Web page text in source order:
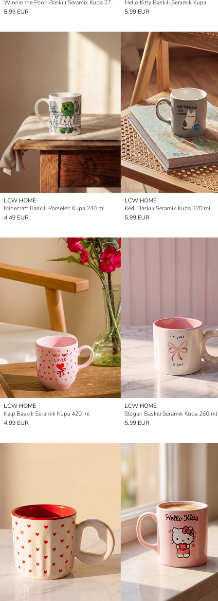
Winnie the Pooh Baskılı Seramik Kupa 270 ml
5.99 EUR
Hello Kitty Baskılı Seramik Kupa
5.99 EUR
LCW HOME
Minecraft Baskılı Porselen Kupa 240 ml
4.49 EUR
LCW HOME
Kedi Baskılı Seramik Kupa 320 ml
5.99 EUR
LCW HOME
Kalp Baskılı Seramik Kupa 420 ml
4.99 EUR
LCW HOME
Slogan Baskılı Seramik Kupa 260 ml
5.99 EUR